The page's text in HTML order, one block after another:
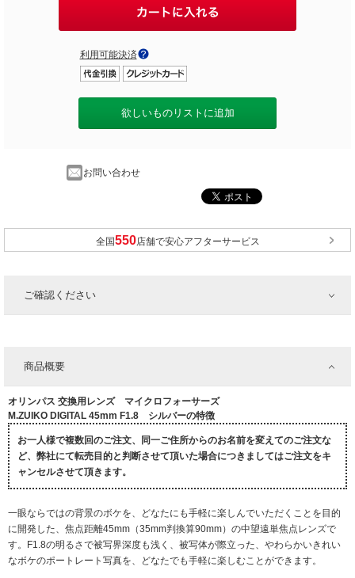
利用可能決済
欲しいものリストに追加
お問い合わせ
全国 店舗で安心アフターサービス
ご確認ください
商品概要
オリンパス 交換用レンズ マイクロフォーサーズ
M.ZUIKO DIGITAL 45mm F1.8 シルバーの特徴
お一人様で複数回のご注文、同一ご住所からのお名前を変えてのご注文な
ど、弊社にて転売目的と判断させて頂いた場合につきましてはご注文をキ
ャンセルさせて頂きます。
一眼ならではの背景のボケを、どなたにも手軽に楽しんでいただくことを目的
に開発した、焦点距離45mm（35mm判換算90mm）の中望遠単焦点レンズで
す。F1.8の明るさで被写界深度も浅く、被写体が際立った、やわらかいきれい
なボケのポートレート写真を、どなたでも手軽に楽しむことができます。